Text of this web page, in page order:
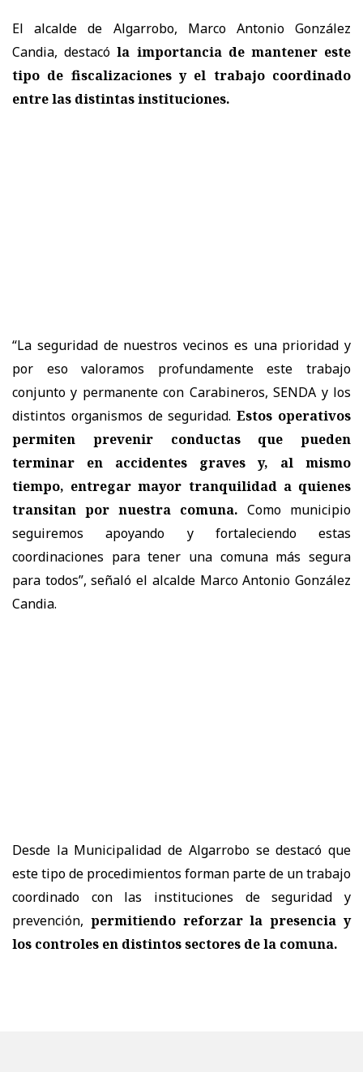
El alcalde de Algarrobo, Marco Antonio González
Candia, destacó la importancia de mantener este
tipo de fiscalizaciones y el trabajo coordinado
entre las distintas instituciones.
“La seguridad de nuestros vecinos es una prioridad y
por eso valoramos profundamente este trabajo
conjunto y permanente con Carabineros, SENDA y los
distintos organismos de seguridad.Estos operativos
permiten prevenir conductas que pueden
terminar en accidentes graves y, al mismo
tiempo, entregar mayor tranquilidad a quienes
transitan por nuestra comuna. Como municipio
seguiremos apoyando y fortaleciendo estas
coordinaciones para tener una comuna más segura
para todos”, señaló el alcalde Marco Antonio González
Candia.
Desde la Municipalidad de Algarrobo se destacó que
este tipo de procedimientos forman parte de un trabajo
coordinado con las instituciones de seguridad y
prevención, permitiendo reforzar la presencia y
los controles en distintos sectores de la comuna.